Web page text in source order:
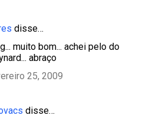
disse…
muito bom... achei pelo do
abraço
25, 2009
disse…